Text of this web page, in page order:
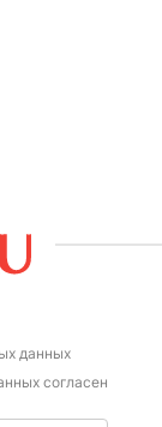
данных
согласен